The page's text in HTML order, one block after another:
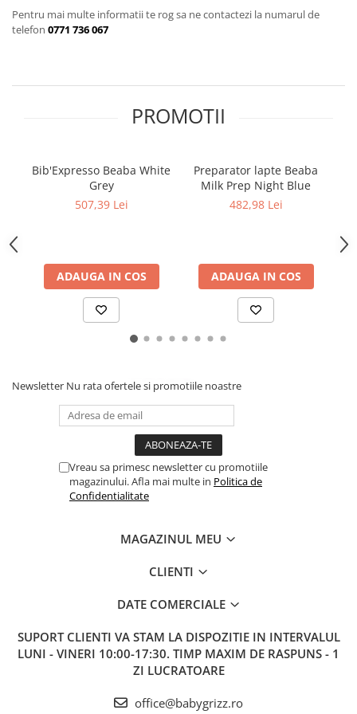
Consultanta Instalare
Jucarii de Sortare
Jucarii de tras
Pentru mai multe informatii te rog sa ne contactezi la numarul de
telefon 0771 736 067
PROMOTII
Bib'Expresso Beaba White
Grey
507,39 Lei
ADAUGA IN COS
Preparator lapte Beaba
Milk Prep Night Blue
482,98 Lei
ADAUGA IN COS
Newsletter Nu rata ofertele si promotiile noastre
Vreau sa primesc newsletter cu promotiile
magazinului. Afla mai multe in Politica de
Confidentialitate
MAGAZINUL MEU
CLIENTI
DATE COMERCIALE
SUPORT CLIENTI VA STAM LA DISPOZITIE IN INTERVALUL
LUNI - VINERI 10:00-17:30. TIMP MAXIM DE RASPUNS - 1
ZI LUCRATOARE
office@babygrizz.ro